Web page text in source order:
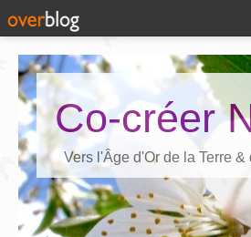
Co-créer
Vers l'Âge d'Or de la Terre